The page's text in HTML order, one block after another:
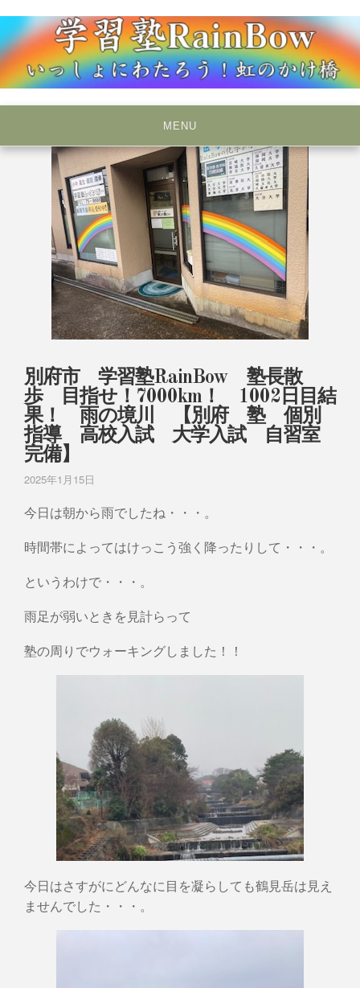
to
content
学習塾RainBow
MENU
別府市 学習塾RainBow 塾長散
歩 目指せ！7000km！ 1002日目結
果！ 雨の境川 【別府 塾 個別
指導 高校入試 大学入試 自習室
完備】
2025年1月15日
今日は朝から雨でしたね・・・。
時間帯によってはけっこう強く降ったりして・・・。
というわけで・・・。
雨足が弱いときを見計らって
塾の周りでウォーキングしました！！
今日はさすがにどんなに目を凝らしても鶴見岳は見え
ませんでした・・・。